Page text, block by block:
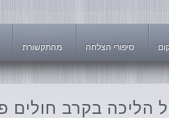
סיפורי הצלחה מהתקשורת
הליכה בקרב חולים